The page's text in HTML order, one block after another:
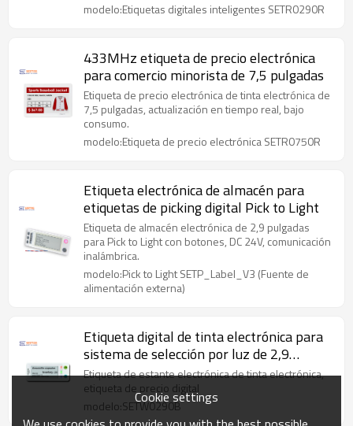
modelo:Etiquetas digitales inteligentes SETR0290R
433MHz etiqueta de precio electrónica
para comercio minorista de 7,5 pulgadas
Etiqueta de precio electrónica de tinta electrónica de
7,5 pulgadas, actualización en tiempo real, bajo
consumo.
modelo:Etiqueta de precio electrónica SETR0750R
Etiqueta electrónica de almacén para
etiquetas de picking digital Pick to Light
Etiqueta de almacén electrónica de 2,9 pulgadas
para Pick to Light con botones, DC 24V, comunicación
inalámbrica.
modelo:Pick to Light SETP_Label_V3 (Fuente de
alimentación externa)
Etiqueta digital de tinta electrónica para
sistema de selección por luz de 2,9
pulgadas para almacén
Etiqueta de estante electrónica de tinta electrónica,
etiqueta de precio digital
modelo:SETW0290B
Cookie settings